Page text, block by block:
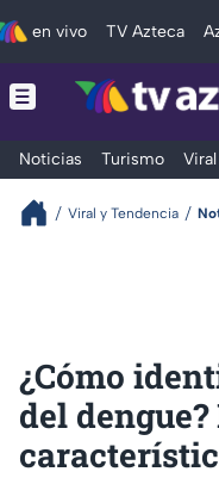
en vivo TV Azteca
Noticias Turismo
Viral y Tendencia
¿Cómo
del